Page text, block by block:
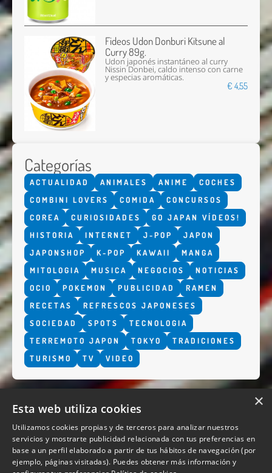
Fideos Udon Donburi Kitsune al
Curry 89g.
Udon japonés instantáneo al curry
Nissin Donbei, caldo intenso con carne
y especias aromáticas.
€ 4,55
Categorías
ACTUALIDAD ANIMALES ANIME
COCHES
COMBINI LOVERS
COMIDA
CONCURSOS
COREA
CURIOSIDADES
GO JAPAN VÍDEOS!
HISTORIA
INTERNET J-POP
JAPON
JAPONSHOP
K-POP KAWAII
MANGA
MITOLOGIA
MUSICA NEGOCIOS
NOTICIAS
OCIO
POKEMON PUBLICIDAD
RAMEN
RECETAS
REFRESCOS JAPONESES
SOCIEDAD
SPOTS
TECNOLOGIA
TERREMOTO JAPON
TOKYO
TRADICIONES
TURISMO
TV VIDEO
QUIENES SOMOS
×
Esta web utiliza cookies
Utilizamos cookies propias y de terceros para analizar nuestros
servicios y mostrarte publicidad relacionada con tus preferencias en
base a un perfil elaborado a partir de tus hábitos de navegación (por
ejemplo, páginas visitadas). Puedes obtener más información y